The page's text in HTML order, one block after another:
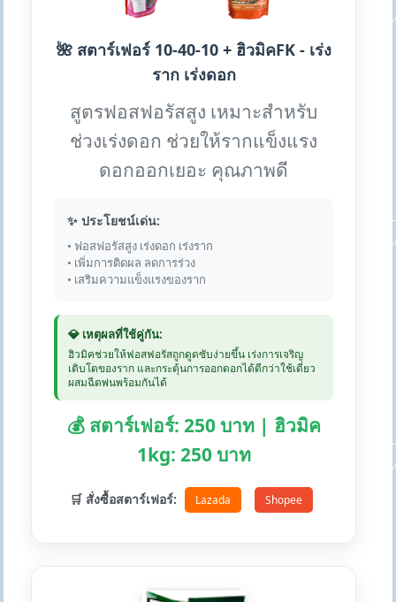
🌺 สตาร์เฟอร์ 10-40-10 + ฮิวมิคFK - เร่ง
ราก เร่งดอก
สูตรฟอสฟอรัสสูง เหมาะสำหรับ
ช่วงเร่งดอก ช่วยให้รากแข็งแรง
ดอกออกเยอะ คุณภาพดี
✨ ประโยชน์เด่น:
• ฟอสฟอรัสสูง เร่งดอก เร่งราก
• เพิ่มการติดผล ลดการร่วง
• เสริมความแข็งแรงของราก
💎 เหตุผลที่ใช้คู่กัน:
ฮิวมิคช่วยให้ฟอสฟอรัสถูกดูดซับง่ายขึ้น เร่งการเจริญ
เติบโตของราก และกระตุ้นการออกดอกได้ดีกว่าใช้เดี่ยว
ผสมฉีดพ่นพร้อมกันได้
💰 สตาร์เฟอร์: 250 บาท | ฮิวมิค
1kg: 250 บาท
🛒 สั่งซื้อสตาร์เฟอร์: Lazada Shopee